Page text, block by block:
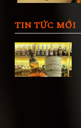
TIN TỨC MỚI